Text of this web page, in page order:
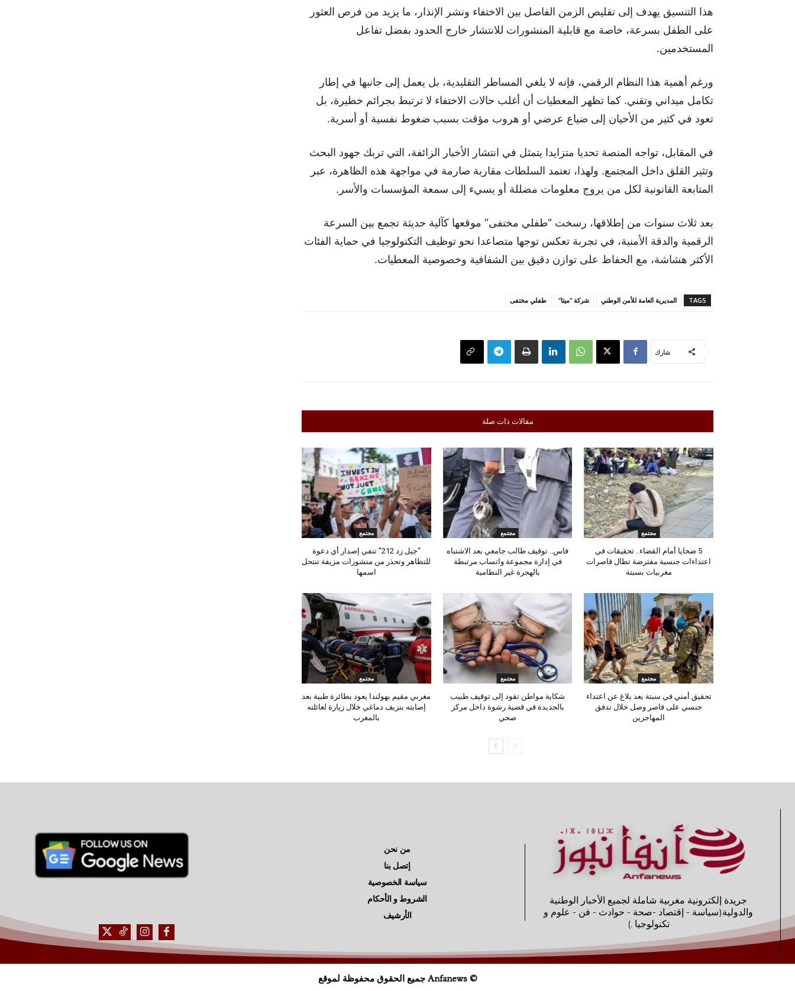
هذا التنسيق يهدف إلى تقليص الزمن الفاصل بين الاختفاء ونشر الإنذار، ما يزيد من فرص العثور
على الطفل بسرعة، خاصة مع قابلية المنشورات للانتشار خارج الحدود بفضل تفاعل
المستخدمين.
ورغم أهمية هذا النظام الرقمي، فإنه لا يلغي المساطر التقليدية، بل يعمل إلى جانبها في إطار
تكامل ميداني وتقني. كما تظهر المعطيات أن أغلب حالات الاختفاء لا ترتبط بجرائم خطيرة، بل
تعود في كثير من الأحيان إلى ضياع عرضي أو هروب مؤقت بسبب ضغوط نفسية أو أسرية.
في المقابل، تواجه المنصة تحديا متزايدا يتمثل في انتشار الأخبار الزائفة، التي تربك جهود البحث
وتثير القلق داخل المجتمع. ولهذا، تعتمد السلطات مقاربة صارمة في مواجهة هذه الظاهرة، عبر
المتابعة القانونية لكل من يروج معلومات مضللة أو يسيء إلى سمعة المؤسسات والأسر.
بعد ثلاث سنوات من إطلاقها، رسخت “طفلي مختفى” موقعها كآلية حديثة تجمع بين السرعة
الرقمية والدقة الأمنية، في تجربة تعكس توجها متصاعدا نحو توظيف التكنولوجيا في حماية الفئات
الأكثر هشاشة، مع الحفاظ على توازن دقيق بين الشفافية وخصوصية المعطيات.
TAGS المديرية العامة للأمن الوطني شركة “ميتا” طفلي مختفى
شارك
مقالات ذات صلة
مجتمع
5 ضحايا أمام القضاء.. تحقيقات في
اعتداءات جنسية مفترضة تطال قاصرات
مغربيات بسبتة
مجتمع
فاس.. توقيف طالب جامعي بعد الاشتباه
في إدارة مجموعة واتساب مرتبطة
بالهجرة غير النظامية
مجتمع
“جيل زد 212” تنفي إصدار أي دعوة
للتظاهر وتحذر من منشورات مزيفة تنتحل
اسمها
مجتمع
تحقيق أمني في سبتة بعد بلاغ عن اعتداء
جنسي على قاصر وصل خلال تدفق
المهاجرين
مجتمع
شكاية مواطن تقود إلى توقيف طبيب
بالجديدة في قضية رشوة داخل مركز
صحي
مجتمع
مغربي مقيم بهولندا يعود بطائرة طبية بعد
إصابته بنزيف دماغي خلال زيارة لعائلته
بالمغرب
جريدة إلكترونية مغربية شاملة لجميع الأخبار الوطنية
والدولية(سياسة - إقتصاد -صحة - حوادث - فن - علوم و
تكنولوجيا .)
من نحن
إتصل بنا
سياسة الخصوصية
الشروط و الأحكام
الأرشيف
© Anfanews جميع الحقوق محفوظة لموقع